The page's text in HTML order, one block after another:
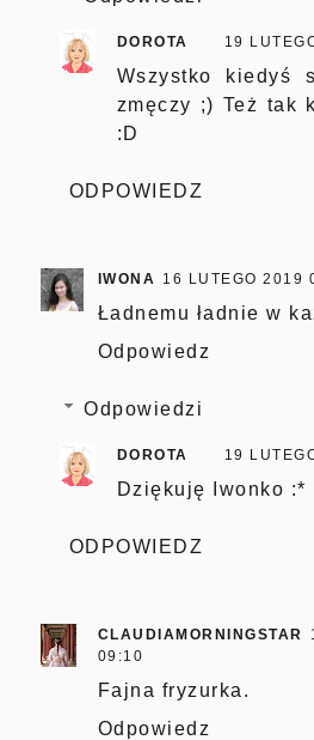
DOROTA 19
Wszystko kiedyś
zmęczy ;) Też tak
:D
ODPOWIEDZ
IWONA 16 LUTEGO 2019
Ładnemu ładnie w
Odpowiedz
Odpowiedzi
DOROTA 19
Dziękuję Iwonko :*
ODPOWIEDZ
CLAUDIAMORNINGSTAR
09:10
Fajna fryzurka.
Odpowiedz